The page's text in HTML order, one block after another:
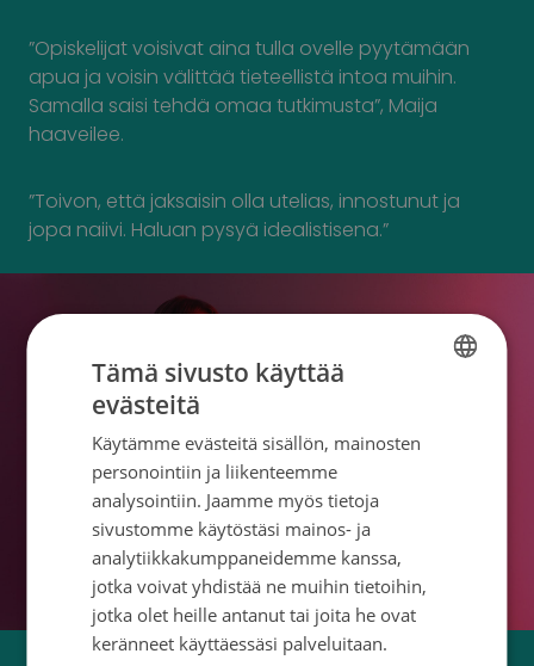
”Opiskelijat voisivat aina tulla ovelle pyytämään
apua ja voisin välittää tieteellistä intoa muihin.
Samalla saisi tehdä omaa tutkimusta”, Maija
haaveilee.
”Toivon, että jaksaisin olla utelias, innostunut ja
jopa naiivi. Haluan pysyä idealistisena.”
SWEDISH
Tämä sivusto käyttää
evästeitä
Käytämme evästeitä sisällön, mainosten
personointiin ja liikenteemme
analysointiin. Jaamme myös tietoja
sivustomme käytöstäsi mainos- ja
analytiikkakumppaneidemme kanssa,
jotka voivat yhdistää ne muihin tietoihin,
jotka olet heille antanut tai joita he ovat
keränneet käyttäessäsi palveluitaan.